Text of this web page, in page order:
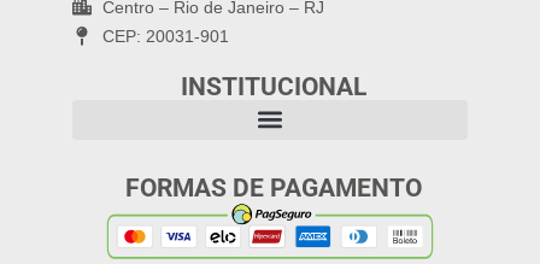
Centro – Rio de Janeiro – RJ
CEP: 20031-901
INSTITUCIONAL
FORMAS DE PAGAMENTO